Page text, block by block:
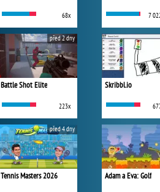
68x
Battle Shot Elite
223x
před 2 dny
Tennis Masters 2026
před 4 dny
7
Skribbl.io
Adam a Eva: Golf